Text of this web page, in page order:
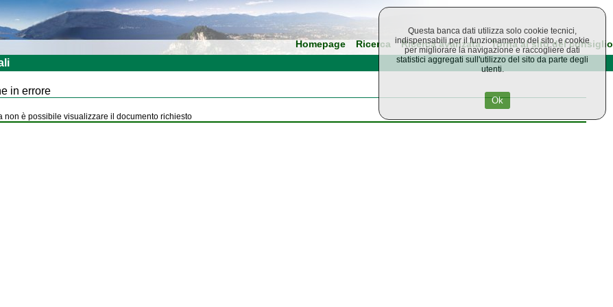
Homepage Ricerca Ricerca avanzata Torna al sito del consiglio
in errore
non è possibile visualizzare il documento richiesto
Questa banca dati utilizza solo cookie tecnici,
indispensabili per il funzionamento del sito, e cookie
per migliorare la navigazione e raccogliere dati
statistici aggregati sull'utilizzo del sito da parte degli
utenti.
Ok